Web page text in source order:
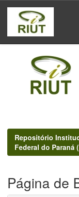
Skip
navigation
Repositório
Federal do Paraná
Página de